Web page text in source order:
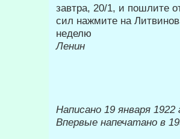
завтра, 20/1, и пошлите
сил нажмите на
неделю
Ленин
Написано 19 января 1922
Впервые напечатано в